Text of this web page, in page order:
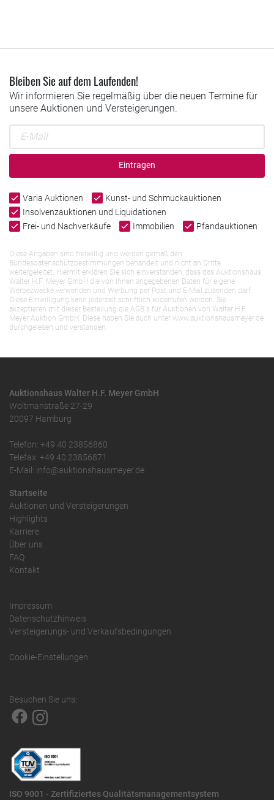
Bleiben Sie auf dem Laufenden!
Wir informieren Sie regelmäßig über die neuen Termine für
unsere Auktionen und Versteigerungen.
Eintragen
Varia Auktionen
Kunst- und Schmuckauktionen
Insolvenzauktionen und Liquidationen
Frei- und Nachverkäufe
Immobilien Pfandauktionen
Diese Angaben sind freiwillig und werden gemäß den
Bundesdatenschutzbestimmungen behandelt und nicht an Dritte
weitergeleitet. Hiermit erklären Sie sich einverstanden, dass das Auktionshaus
Walter H.F. Meyer GmbH die von Ihnen angegebenen Daten für eigene
Werbezwecke verwenden und Werbung per Post und E-Mail zusenden darf.
Diese Einwilligung kann jederzeit schriftlich widerrufen werden. Sie
akzeptieren mit dieser Bestellung die AGB`s für Auktionen von Walter H.F.
Meyer Auktion GmbH. Diese haben Sie auch unter www.auktionshausmeyer.de
durchgelesen und verstanden.
Auktionshaus Walter H.F. Meyer GmbH
Woltmanstraße 27-29
20097 Hamburg
Telefon: +49 40 23856860
Telefax: +49 40 23856871
E-Mail: info@auktionshausmeyer.de
Startseite
Auktionen und Versteigerungen
Highlights
Karriere
Über uns
FAQ
Kontakt
Impressum
Datenschutzhinweis
Versteigerungs- und Verkaufsbedingungen
Cookie-Einstellungen
Besuchen Sie uns:
ISO 9001 - Zertifiziertes Qualitätsmanagementsystem